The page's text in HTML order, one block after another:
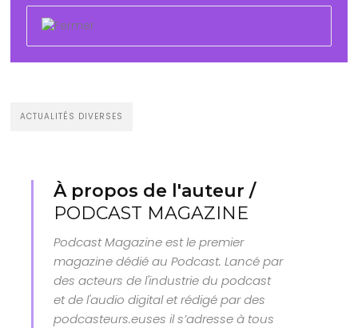
ACTUALITÉS DIVERSES
À propos de l'auteur /
PODCAST MAGAZINE
Podcast Magazine est le premier
magazine dédié au Podcast. Lancé par
des acteurs de l'industrie du podcast
et de l'audio digital et rédigé par des
podcasteurs.euses il s’adresse à tous